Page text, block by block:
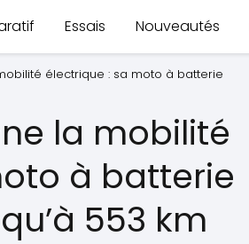
Essais Nouveautés
électrique : sa moto à batterie
la mobilité
à batterie
553 km